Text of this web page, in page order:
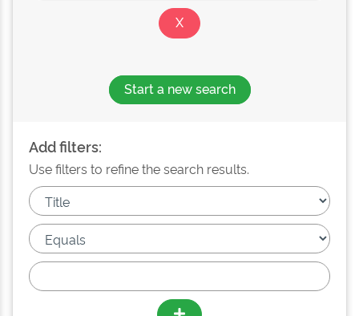
Start a new search
Add filters:
Use filters to refine the search results.